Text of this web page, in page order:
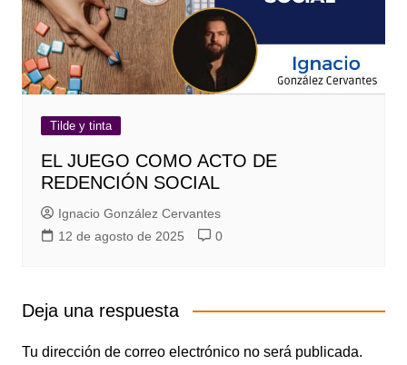
Tilde y tinta
EL JUEGO COMO ACTO DE
REDENCIÓN SOCIAL
Ignacio González Cervantes
12 de agosto de 2025
0
Deja una respuesta
Tu dirección de correo electrónico no será publicada.